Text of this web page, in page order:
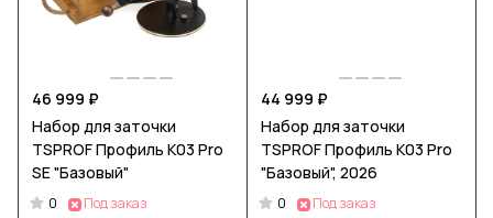
46 999 ₽
Набор для заточки
TSPROF Профиль К03 Pro
SE "Базовый"
0
Под заказ
44 999 ₽
Набор для заточки
TSPROF Профиль К03 Pro
"Базовый", 2026
0
Под заказ